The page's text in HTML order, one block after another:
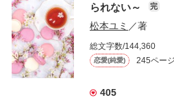
られない～
完
松本ユミ ／著
総文字数/144,360
恋愛(純愛) 245ページ
405